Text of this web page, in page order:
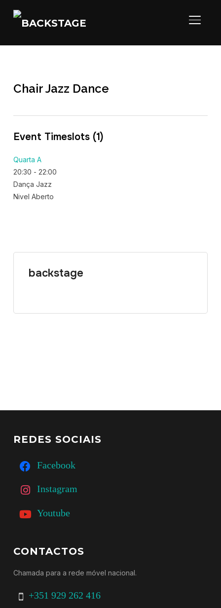
Chair Jazz Dance
Event Timeslots (1)
Quarta A
20:30 - 22:00
Dança Jazz
Nivel Aberto
backstage
REDES SOCIAIS
Facebook
Instagram
Youtube
CONTACTOS
Chamada para a rede móvel nacional.
+351 929 262 416